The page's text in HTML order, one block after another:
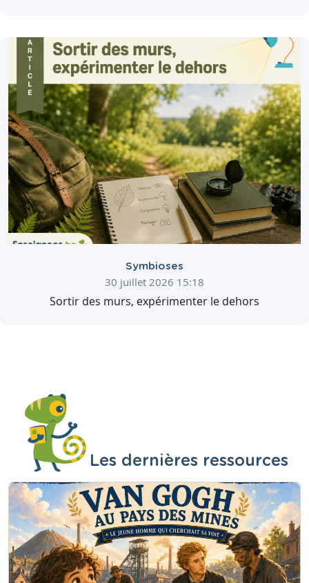
Symbioses
30 juillet 2026 15:18
Sortir des murs, expérimenter le dehors
Les dernières ressources